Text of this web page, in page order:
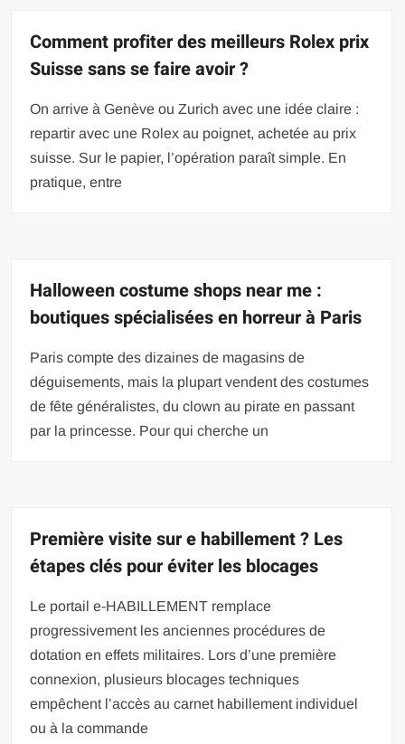
Comment profiter des meilleurs Rolex prix
Suisse sans se faire avoir ?
On arrive à Genève ou Zurich avec une idée claire :
repartir avec une Rolex au poignet, achetée au prix
suisse. Sur le papier, l’opération paraît simple. En
pratique, entre
Halloween costume shops near me :
boutiques spécialisées en horreur à Paris
Paris compte des dizaines de magasins de
déguisements, mais la plupart vendent des costumes
de fête généralistes, du clown au pirate en passant
par la princesse. Pour qui cherche un
Première visite sur e habillement ? Les
étapes clés pour éviter les blocages
Le portail e-HABILLEMENT remplace
progressivement les anciennes procédures de
dotation en effets militaires. Lors d’une première
connexion, plusieurs blocages techniques
empêchent l’accès au carnet habillement individuel
ou à la commande